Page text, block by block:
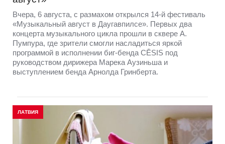
Вчера, 6 августа, с размахом открылся 14-й фестиваль
«Музыкальный август в Даугавпилсе». Первых два
концерта музыкального цикла прошли в сквере А.
Пумпура, где зрители смогли насладиться яркой
программой в исполнении биг-бенда CĒSIS под
руководством дирижера Марека Аузиньша и
выступлением бенда Арнолда Гринберта.
ЛАТВИЯ